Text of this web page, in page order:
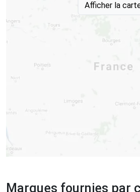
Afficher la
Marques fournies par